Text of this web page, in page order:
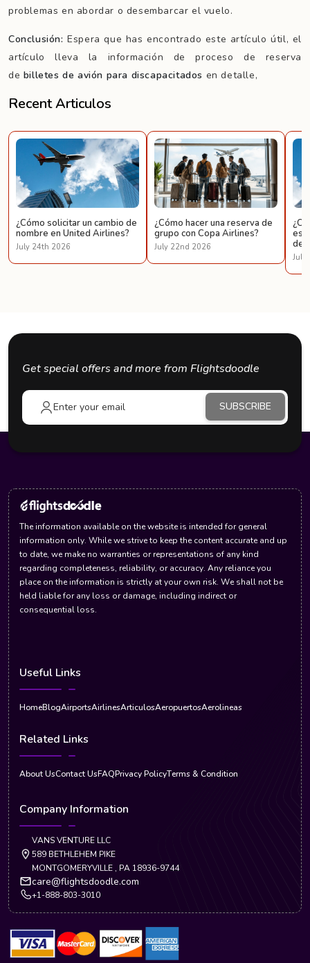
problemas en abordar o desembarcar el vuelo.
Conclusión: Espera que has encontrado este artículo útil, el
artículo lleva la información de proceso de reserva
de billetes de avión para discapacitados en detalle,
Recent Articulos
¿Cómo solicitar un cambio de
nombre en United Airlines?
July 24th 2026
¿Cómo hacer una reserva de
grupo con Copa Airlines?
July 22nd 2026
de
July
Get special offers and more from Flightsdoodle
SUBSCRIBE
The information available on the website is intended for general
information only. While we strive to keep the content accurate and up
to date, we make no warranties or representations of any kind
regarding completeness, reliability, or accuracy. Any reliance you
place on the information is strictly at your own risk. We shall not be
held liable for any loss or damage, including indirect or
consequential loss.
Useful Links
HomeBlogAirportsAirlinesArticulosAeropuertosAerolineas
Related Links
About UsContact UsFAQPrivacy PolicyTerms & Condition
Company Information
VANS VENTURE LLC
589 BETHLEHEM PIKE
MONTGOMERYVILLE , PA 18936-9744
care@flightsdoodle.com
+1-888-803-3010